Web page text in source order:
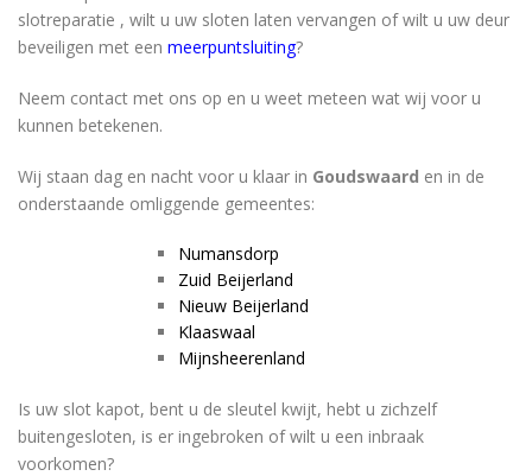
slotreparatie , wilt u uw sloten laten vervangen of wilt u uw deur
beveiligen met een meerpuntsluiting?
Neem contact met ons op en u weet meteen wat wij voor u
kunnen betekenen.
Wij staan dag en nacht voor u klaar in Goudswaard en in de
onderstaande omliggende gemeentes:
Numansdorp
Zuid Beijerland
Nieuw Beijerland
Klaaswaal
Mijnsheerenland
Is uw slot kapot, bent u de sleutel kwijt, hebt u zichzelf
buitengesloten, is er ingebroken of wilt u een inbraak
voorkomen?